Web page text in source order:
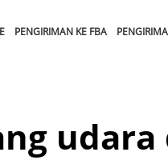
PENGIRIMAN KE FBA